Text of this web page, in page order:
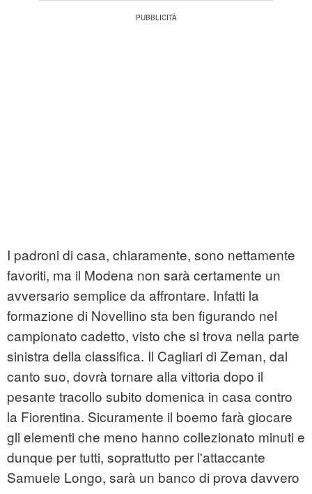
I padroni di casa, chiaramente, sono nettamente
favoriti, ma il Modena non sarà certamente un
avversario semplice da affrontare. Infatti la
formazione di Novellino sta ben figurando nel
campionato cadetto, visto che si trova nella parte
sinistra della classifica. Il Cagliari di Zeman, dal
canto suo, dovrà tornare alla vittoria dopo il
pesante tracollo subito domenica in casa contro
la Fiorentina. Sicuramente il boemo farà giocare
gli elementi che meno hanno collezionato minuti e
dunque per tutti, soprattutto per l'attaccante
Samuele Longo, sarà un banco di prova davvero